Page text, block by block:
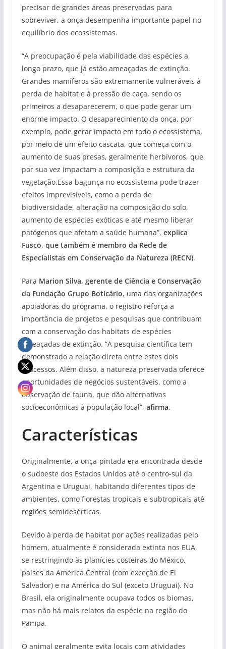
precisar de grandes áreas preservadas para
sobreviver, a onça desempenha importante papel no
equilíbrio dos ecossistemas.
“A preocupação é pela viabilidade das espécies a
longo prazo, que já estão ameaçadas de extinção.
Grandes mamíferos são extremamente vulneráveis à
perda de habitat e à pressão de caça, sendo os
primeiros a desaparecerem, o que pode gerar um
enorme impacto. O desaparecimento da onça, por
exemplo, pode gerar impacto em todo o ecossistema,
por meio de um efeito cascata, que começa com o
aumento de suas presas, geralmente herbívoros, que
por sua vez impactam a composição e estrutura da
vegetação.Essa bagunça no ecossistema pode trazer
efeitos imprevisíveis, como a perda de
biodiversidade, alteração na composição do solo,
aumento de espécies exóticas e até mesmo liberar
patógenos que afetam a saúde humana”, explica
Fusco, que também é membro da Rede de
Especialistas em Conservação da Natureza (RECN).
Para Marion Silva, gerente de Ciência e Conservação
da Fundação Grupo Boticário, uma das organizações
apoiadoras do programa, o registro reforça a
importância de projetos e pesquisas que contribuam
com a conservação dos habitats de espécies
ameaçadas de extinção. “A pesquisa científica tem
demonstrado a relação direta entre estes dois
processos. Além disso, a natureza preservada oferece
oportunidades de negócios sustentáveis, como a
observação de fauna, que dão alternativas
socioeconômicas à população local”, afirma.
Características
Originalmente, a onça-pintada era encontrada desde
o sudoeste dos Estados Unidos até o centro-sul da
Argentina e Uruguai, habitando diferentes tipos de
ambientes, como florestas tropicais e subtropicais até
regiões semidesérticas.
Devido à perda de habitat por ações realizadas pelo
homem, atualmente é considerada extinta nos EUA,
se restringindo às planícies costeiras do México,
países da América Central (com exceção de El
Salvador) e na América do Sul (exceto Uruguai). No
Brasil, ela originalmente ocupava todos os biomas,
mas não há mais relatos da espécie na região do
Pampa.
O animal geralmente evita locais com atividades